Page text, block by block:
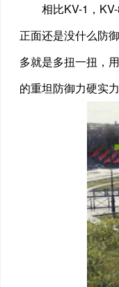
相比KV-1，
正面还是没什么防
多就是多扭一扭，
的重坦防御力硬实